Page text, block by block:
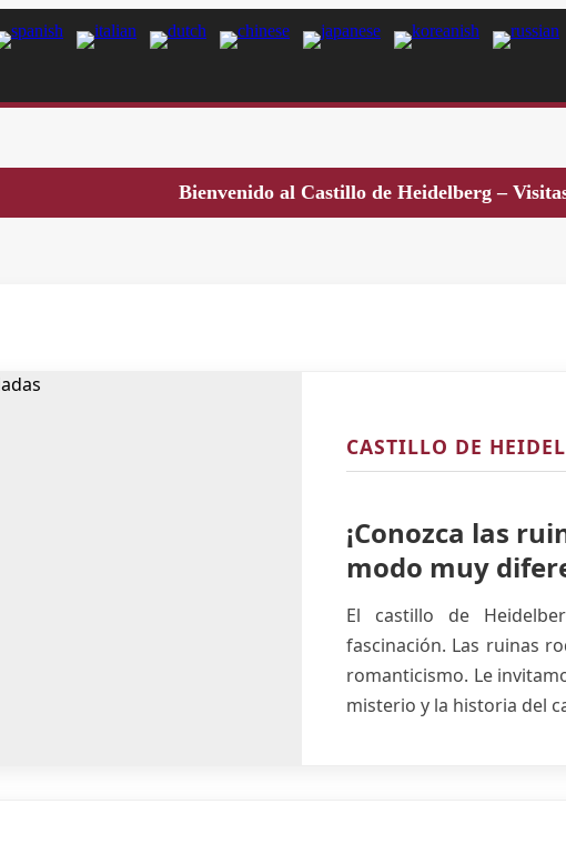
Bienvenido al Castillo de Heidelberg –
CASTILLO DE
¡Conozca las
modo muy
El castillo de
fascinación. Las ruinas
romanticismo. Le
misterio y la historia del